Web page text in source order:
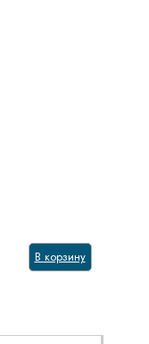
В корзину